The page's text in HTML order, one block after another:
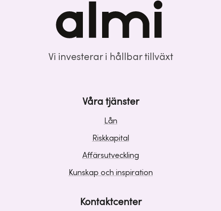
Vi investerar i hållbar tillväxt
Våra tjänster
Lån
Riskkapital
Affärsutveckling
Kunskap och inspiration
Kontaktcenter